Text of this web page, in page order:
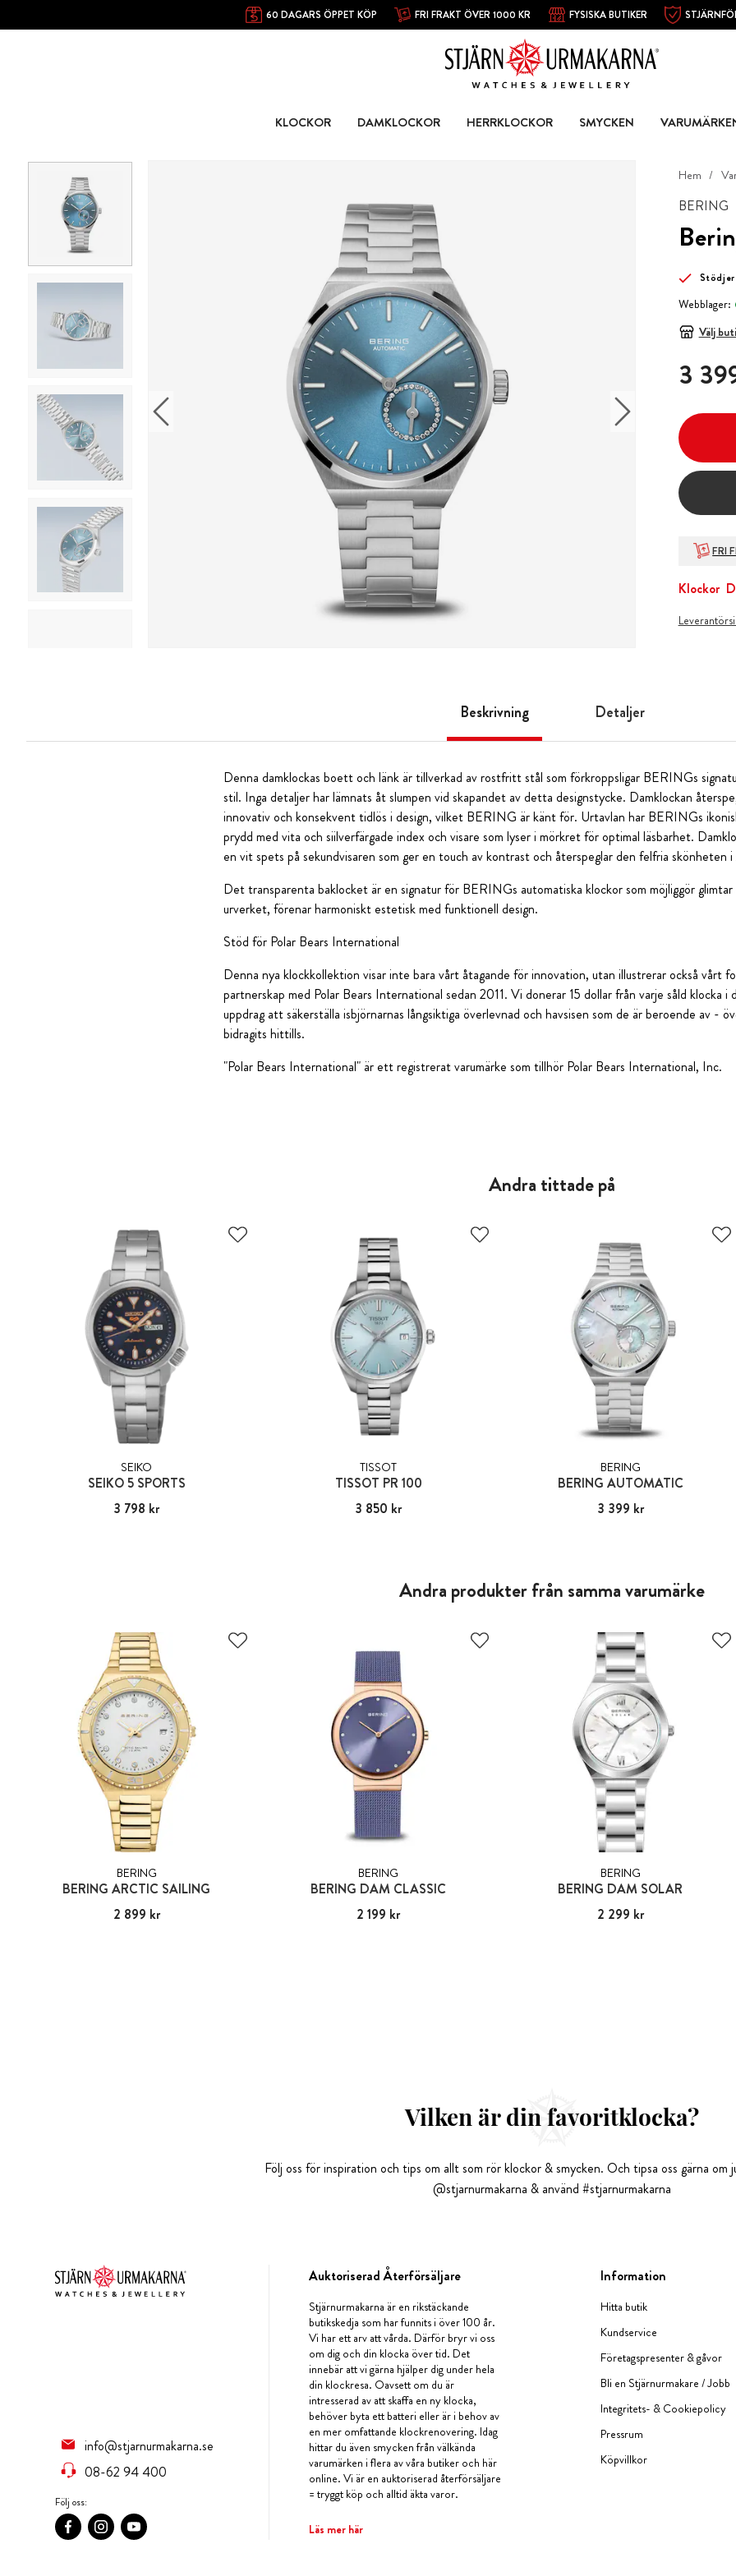
60 DAGARS ÖPPET KÖP FRI FRAKT ÖVER 1000 KR FYSISKA BUTIKER
KLOCKOR DAMKLOCKOR HERRKLOCKOR SMYCKEN
Hem
BERING
Webblager:
Välj
Pris :3
3
FRI
Klockor
Beskrivning Detaljer
Denna damklockas boett och länk är tillverkad av rostfritt stål som förkroppsligar BERINGs
stil. Inga detaljer har lämnats åt slumpen vid skapandet av detta designstycke. Damklockan
innovativ och konsekvent tidlös i design, vilket BERING är känt för. Urtavlan har BERINGs
prydd med vita och siilverfärgade index och visare som lyser i mörkret för optimal läsbarhet.
en vit spets på sekundvisaren som ger en touch av kontrast och återspeglar den felfria skönheten
Det transparenta baklocket är en signatur för BERINGs automatiska klockor som möjliggör
urverket, förenar harmoniskt estetisk med funktionell design.
Stöd för Polar Bears International
Denna nya klockkollektion visar inte bara vårt åtagande för innovation, utan illustrerar också vårt
partnerskap med Polar Bears International sedan 2011. Vi donerar 15 dollar från varje såld klocka
uppdrag att säkerställa isbjörnarnas långsiktiga överlevnad och havsisen som de är beroende av -
bidragits hittills.
"Polar Bears International" är ett registrerat varumärke som tillhör Polar Bears International, Inc.
Andra tittade på
SEIKO
SEIKO 5 SPORTS
Pris :3 798 kr
3 798 kr
TISSOT
TISSOT PR 100
Pris :3 850 kr
3 850 kr
BERING
BERING AUTOMATIC
Pris :3 399 kr
3 399 kr
Andra produkter från samma varumärke
BERING
BERING ARCTIC SAILING
Pris :2 899 kr
2 899 kr
BERING
BERING DAM CLASSIC
Pris :2 199 kr
2 199 kr
BERING
BERING DAM SOLAR
Pris :2 299 kr
2 299 kr
Vilken är din favoritklocka?
Följ oss för inspiration och tips om allt som rör klockor & smycken. Och tipsa oss gärna om
@stjarnurmakarna & använd #stjarnurmakarna
info@stjarnurmakarna.se
08-62 94 400
Följ oss:
Auktoriserad Återförsäljare
Stjärnurmakarna är en rikstäckande
butikskedja som har funnits i över 100 år.
Vi har ett arv att vårda. Därför bryr vi oss
om dig och din klocka över tid. Det
innebär att vi gärna hjälper dig under hela
din klockresa. Oavsett om du är
intresserad av att skaffa en ny klocka,
behöver byta ett batteri eller är i behov av
en mer omfattande klockrenovering. Idag
hittar du även smycken från välkända
varumärken i flera av våra butiker och här
online. Vi är en auktoriserad återförsäljare
= tryggt köp och alltid äkta varor.
Läs mer här
Information
Hitta butik
Kundservice
Företagspresenter & gåvor
Bli en Stjärnurmakare / Jobb
Integritets- & Cookiepolicy
Pressrum
Köpvillkor